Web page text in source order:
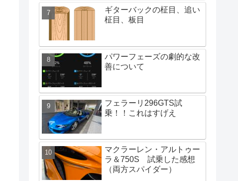
ギターバックの柾目、追い
柾目、板目
パワーフェーズの劇的な改
善について
フェラーリ296GTS試
乗！！これはすげえ
マクラーレン・アルトゥー
ラ＆750S 試乗した感想
（両方スパイダー）